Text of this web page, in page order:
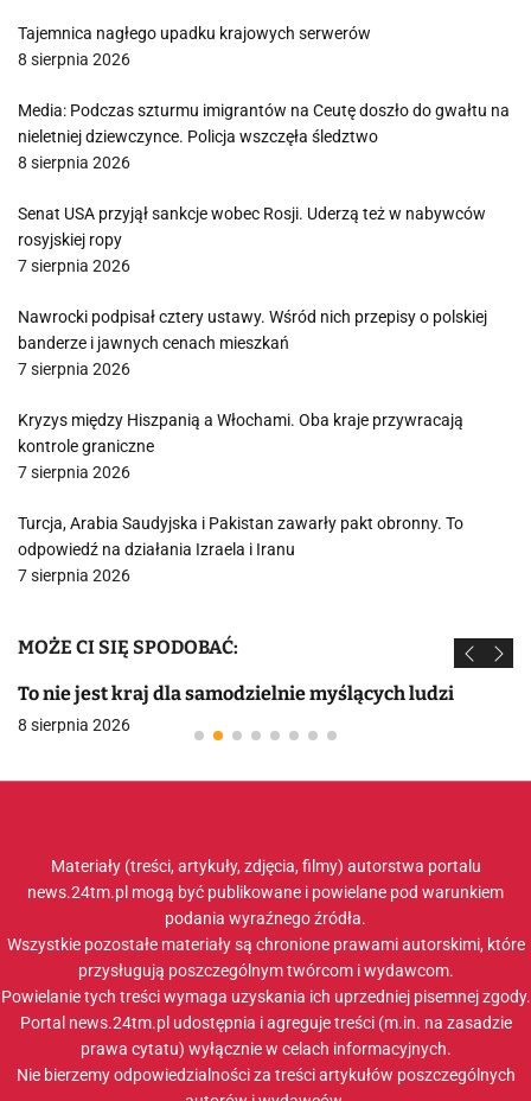
Tajemnica nagłego upadku krajowych serwerów
8 sierpnia 2026
Media: Podczas szturmu imigrantów na Ceutę doszło do gwałtu na
nieletniej dziewczynce. Policja wszczęła śledztwo
8 sierpnia 2026
Senat USA przyjął sankcje wobec Rosji. Uderzą też w nabywców
rosyjskiej ropy
7 sierpnia 2026
Nawrocki podpisał cztery ustawy. Wśród nich przepisy o polskiej
banderze i jawnych cenach mieszkań
7 sierpnia 2026
Kryzys między Hiszpanią a Włochami. Oba kraje przywracają
kontrole graniczne
7 sierpnia 2026
Turcja, Arabia Saudyjska i Pakistan zawarły pakt obronny. To
odpowiedź na działania Izraela i Iranu
7 sierpnia 2026
MOŻE CI SIĘ SPODOBAĆ:
To nie jest kraj dla samodzielnie myślących ludzi
8 sierpnia 2026
Materiały (treści, artykuły, zdjęcia, filmy) autorstwa portalu
news.24tm.pl mogą być publikowane i powielane pod warunkiem
podania wyraźnego źródła.
Wszystkie pozostałe materiały są chronione prawami autorskimi, które
przysługują poszczególnym twórcom i wydawcom.
Powielanie tych treści wymaga uzyskania ich uprzedniej pisemnej zgody.
Portal news.24tm.pl udostępnia i agreguje treści (m.in. na zasadzie
prawa cytatu) wyłącznie w celach informacyjnych.
Nie bierzemy odpowiedzialności za treści artykułów poszczególnych